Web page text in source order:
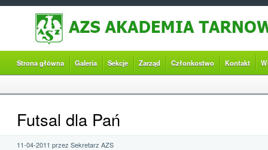
Strona główna Galeria Sekcje Zarząd Członkostwo Kontakt
Futsal dla Pań
11-04-2011 przez Sekretarz AZS